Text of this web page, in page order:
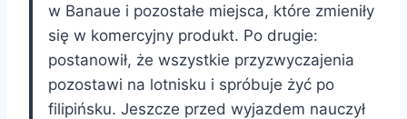
w Banaue i pozostałe miejsca, które zmieniły
się w komercyjny produkt. Po drugie:
postanowił, że wszystkie przyzwyczajenia
pozostawi na lotnisku i spróbuje żyć po
filipińsku. Jeszcze przed wyjazdem nauczył